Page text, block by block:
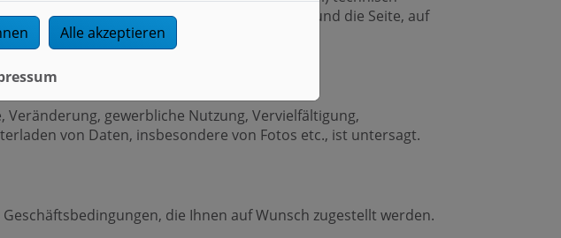
zu dem Sie den Link angeklickt haben und die Seite, auf
gewerbliche Nutzung, Vervielfältigung,
von Daten, insbesondere von Fotos etc., ist untersagt.
die Ihnen auf Wunsch zugestellt werden.
Alle akzeptieren